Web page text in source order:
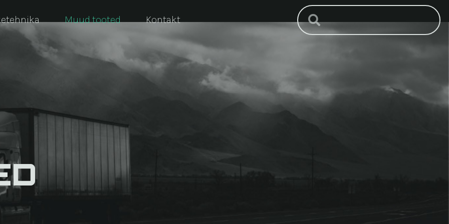
Muud tooted Kontakt
SearchSearch